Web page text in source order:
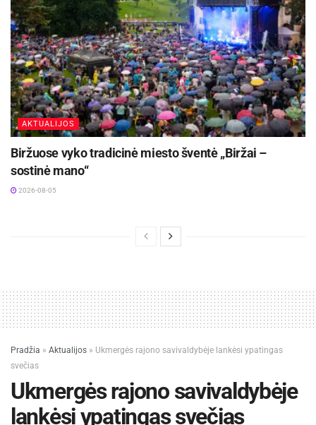
AKTUALIJOS
Biržuose vyko tradicinė miesto šventė „Biržai –
sostinė mano“
2026-08-05
Pradžia » Aktualijos » Ukmergės rajono savivaldybėje lankėsi ypatingas
svečias
Ukmergės rajono savivaldybėje
lankėsi ypatingas svečias